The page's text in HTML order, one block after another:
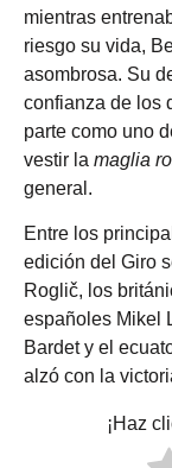
mientras
riesgo su vida,
asombrosa. Su
confianza de los
parte como uno
vestir la maglia
general.
Entre los
edición del Giro
Roglič, los
españoles Mikel
Bardet y el
alzó con la
¡Haz